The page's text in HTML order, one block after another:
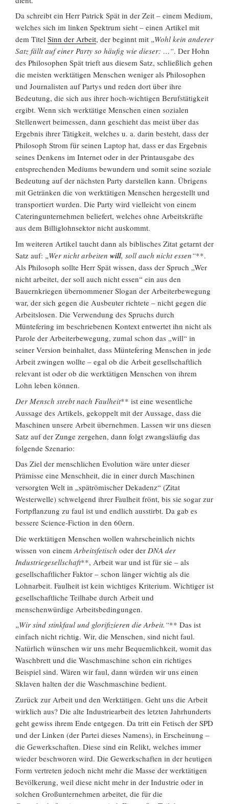
Da schreibt ein Herr Patrick Spät in der Zeit – einem Medium,
welches sich im linken Spektrum sieht – einen Artikel mit
dem Titel Sinn der Arbeit, der beginnt mit „Wohl kein anderer
Satz fällt auf einer Party so häufig wie dieser: …“. Der Hohn
des Philosophen Spät trieft aus diesem Satz, schließlich gehen
die meisten werktätigen Menschen weniger als Philosophen
und Journalisten auf Partys und reden dort über ihre
Bedeutung, die sich aus ihrer hoch-wichtigen Berufstätigkeit
ergibt. Wenn sich werktätige Menschen einen sozialen
Stellenwert beimessen, dann geschieht das meist über das
Ergebnis ihrer Tätigkeit, welches u. a. darin besteht, dass der
Philosoph Strom für seinen Laptop hat, dass er das Ergebnis
seines Denkens im Internet oder in der Printausgabe des
entsprechenden Mediums bewundern und somit seine soziale
Bedeutung auf der nächsten Party darstellen kann. Übrigens
mit Getränken die von werktätigen Menschen hergestellt und
transportiert wurden. Die Party wird vielleicht von einem
Cateringunternehmen beliefert, welches ohne Arbeitskräfte
aus dem Billiglohnsektor nicht auskommt.
Im weiteren Artikel taucht dann als biblisches Zitat getarnt der
Satz auf: „Wer nicht arbeiten will, soll auch nicht essen“**.
Als Philosoph sollte Herr Spät wissen, dass der Spruch „Wer
nicht arbeitet, der soll auch nicht essen“ ein aus den
Bauernkriegen übernommener Slogan der Arbeiterbewegung
war, der sich gegen die Ausbeuter richtete – nicht gegen die
Arbeitslosen. Die Verwendung des Spruchs durch
Müntefering im beschriebenen Kontext entwertet ihn nicht als
Parole der Arbeiterbewegung, zumal schon das „will“ in
seiner Version beinhaltet, dass Müntefering Menschen in jede
Arbeit zwingen wollte – egal ob die Arbeit gesellschaftlich
relevant ist oder ob die werktätigen Menschen von ihrem
Lohn leben können.
Der Mensch strebt nach Faulheit** ist eine wesentliche
Aussage des Artikels, gekoppelt mit der Aussage, dass die
Maschinen unsere Arbeit übernehmen. Lassen wir uns diesen
Satz auf der Zunge zergehen, dann folgt zwangsläufig das
folgende Szenario:
Das Ziel der menschlichen Evolution wäre unter dieser
Prämisse eine Menschheit, die in einer durch Maschinen
versorgten Welt in „spätrömischer Dekadenz“ (Zitat
Westerwelle) schwelgend ihrer Faulheit frönt, bis sie sogar zur
Fortpflanzung zu faul ist und endlich ausstirbt. Da gab es
bessere Science-Fiction in den 60ern.
Die werktätigen Menschen wollen wahrscheinlich nichts
wissen von einem Arbeitsfetisch oder der DNA der
Industriegesellschaft**, Arbeit war und ist für sie – als
gesellschaftlicher Faktor – schon länger wichtig als die
Lohnarbeit. Faulheit ist kein wichtiges Kriterium. Wichtiger ist
gesellschaftliche Teilhabe durch Arbeit und
menschenwürdige Arbeitsbedingungen.
„Wir sind stinkfaul und glorifizieren die Arbeit.“** Das ist
einfach nicht richtig. Wir, die Menschen, sind nicht faul.
Natürlich wünschen wir uns mehr Bequemlichkeit, womit das
Waschbrett und die Waschmaschine schon ein richtiges
Beispiel sind. Wären wir faul, dann würden wir uns einen
Sklaven halten der die Waschmaschine bedient.
Zurück zur Arbeit und den Werktätigen. Geht uns die Arbeit
wirklich aus? Die alte Industriearbeit des letzten Jahrhunderts
geht gewiss ihrem Ende entgegen. Da tritt ein Fetisch der SPD
und der Linken (der Partei dieses Namens), in Erscheinung –
die Gewerkschaften. Diese sind ein Relikt, welches immer
wieder beschworen wird. Die Gewerkschaften in der heutigen
Form vertreten jedoch nicht mehr die Masse der werktätigen
Bevölkerung, weil diese nicht mehr in der Industrie oder in
solchen Großunternehmen arbeitet, die für die